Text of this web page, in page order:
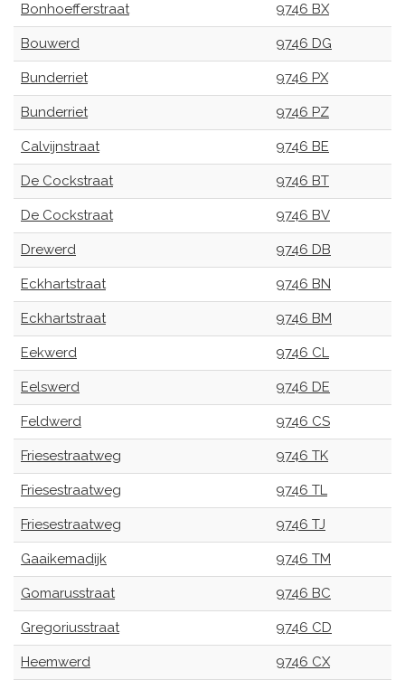
Bonhoefferstraat 9746 BX
Bouwerd 9746 DG
Bunderriet 9746 PX
Bunderriet 9746 PZ
Calvijnstraat 9746 BE
De Cockstraat 9746 BT
De Cockstraat 9746 BV
Drewerd 9746 DB
Eckhartstraat 9746 BN
Eckhartstraat 9746 BM
Eekwerd 9746 CL
Eelswerd 9746 DE
Feldwerd 9746 CS
Friesestraatweg 9746 TK
Friesestraatweg 9746 TL
Friesestraatweg 9746 TJ
Gaaikemadijk 9746 TM
Gomarusstraat 9746 BC
Gregoriusstraat 9746 CD
Heemwerd 9746 CX